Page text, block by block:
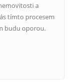
a
tímto procesem
budu oporou.